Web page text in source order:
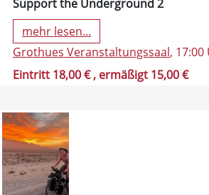
Support the Underground 2
mehr lesen...
Grothues Veranstaltungssaal, 17:00
Eintritt 18,00 €, ermäßigt 15,00 €